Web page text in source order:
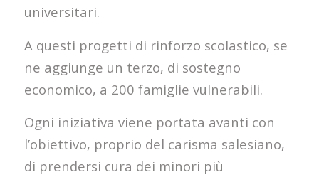
universitari.
A questi progetti di rinforzo scolastico, se
ne aggiunge un terzo, di sostegno
economico, a 200 famiglie vulnerabili.
Ogni iniziativa viene portata avanti con
l’obiettivo, proprio del carisma salesiano,
di prendersi cura dei minori più